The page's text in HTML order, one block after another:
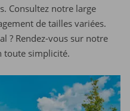
Consultez notre large
de tailles variées.
? Rendez-vous sur notre
toute simplicité.